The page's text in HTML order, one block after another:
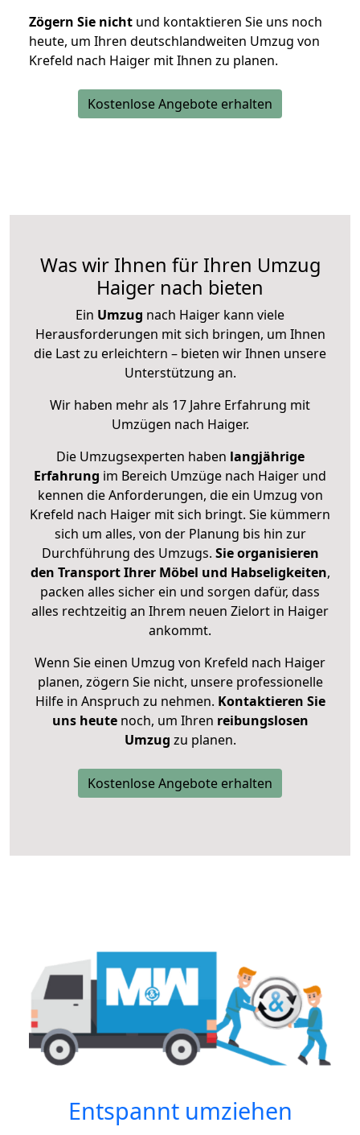
Zögern Sie nicht und kontaktieren Sie uns noch
heute, um Ihren deutschlandweiten Umzug von
Krefeld nach Haiger mit Ihnen zu planen.
Kostenlose Angebote erhalten
Was wir Ihnen für Ihren Umzug
Haiger nach bieten
Ein Umzug nach Haiger kann viele
Herausforderungen mit sich bringen, um Ihnen
die Last zu erleichtern – bieten wir Ihnen unsere
Unterstützung an.
Wir haben mehr als 17 Jahre Erfahrung mit
Umzügen nach Haiger.
Die Umzugsexperten haben langjährige
Erfahrung im Bereich Umzüge nach Haiger und
kennen die Anforderungen, die ein Umzug von
Krefeld nach Haiger mit sich bringt. Sie kümmern
sich um alles, von der Planung bis hin zur
Durchführung des Umzugs. Sie organisieren
den Transport Ihrer Möbel und Habseligkeiten,
packen alles sicher ein und sorgen dafür, dass
alles rechtzeitig an Ihrem neuen Zielort in Haiger
ankommt.
Wenn Sie einen Umzug von Krefeld nach Haiger
planen, zögern Sie nicht, unsere professionelle
Hilfe in Anspruch zu nehmen. Kontaktieren Sie
uns heutenoch, um Ihren reibungslosen
Umzug zu planen.
Kostenlose Angebote erhalten
Entspannt umziehen